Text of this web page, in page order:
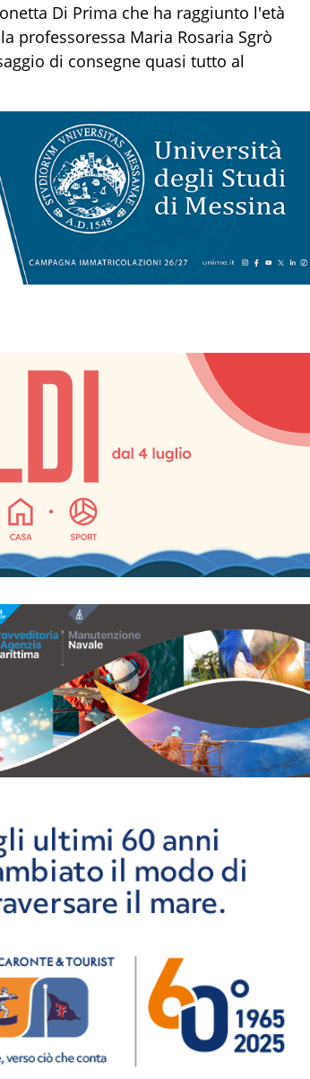
Di Prima che ha raggiunto l'età
professoressa Maria Rosaria Sgrò
di consegne quasi tutto al